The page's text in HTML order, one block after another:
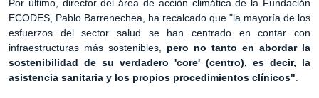
Por último, director del área de acción climática de la Fundación
ECODES, Pablo Barrenechea, ha recalcado que "la mayoría de los
esfuerzos del sector salud se han centrado en contar con
infraestructuras más sostenibles, pero no tanto en abordar la
sostenibilidad de su verdadero 'core' (centro), es decir, la
asistencia sanitaria y los propios procedimientos clínicos".